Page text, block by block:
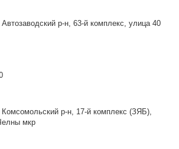
р-н, 63-й комплекс, улица 40
р-н, 17-й комплекс (ЗЯБ),
мкр